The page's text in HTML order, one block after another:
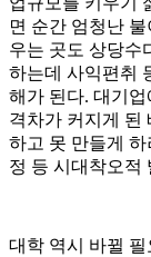
면 순간 엄청난
우는 곳도 상당수
하는데 사익편취
해가 된다. 대기
격차가 커지게 된
하고 못 만들게 하
정 등 시대착오적
대학 역시 바뀔